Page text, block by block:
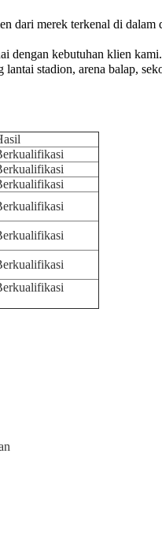
dari merek terkenal di dalam
dengan kebutuhan klien kami.
stadion, arena balap,